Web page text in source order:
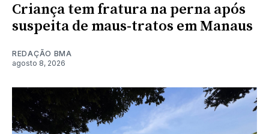
Criança tem fratura na perna após
suspeita de maus-tratos em Manaus
REDAÇÃO BMA
agosto 8, 2026